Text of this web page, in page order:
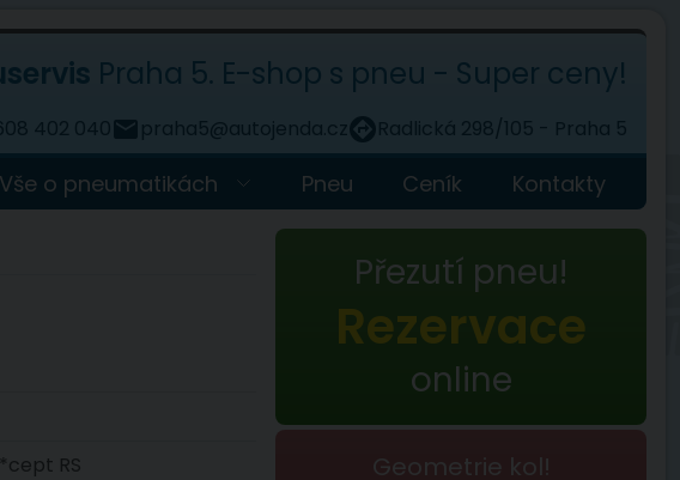
Praha 5. E-shop s pneu - Super ceny!
Vše o pneumatikách Pneu Ceník Kontakty
RS
Přezutí pneu!
Rezervace
online